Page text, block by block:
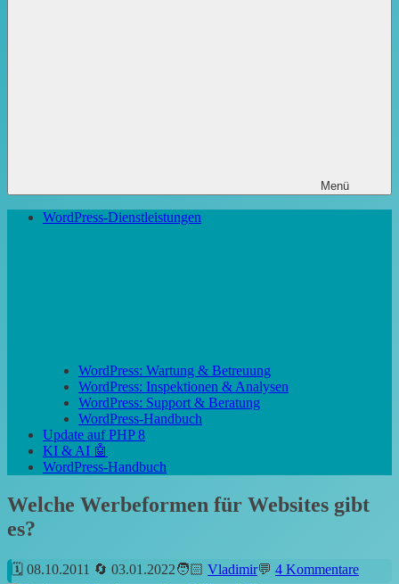
Menü
WordPress-Dienstleistungen
WordPress: Wartung & Betreuung
WordPress: Inspektionen & Analysen
WordPress: Support & Beratung
WordPress-Handbuch
Update auf PHP 8
KI & AI 🤖
WordPress-Handbuch
Welche Werbeformen für Websites gibt
es?
08.10.2011 03.01.2022 Vladimir 4 Kommentare